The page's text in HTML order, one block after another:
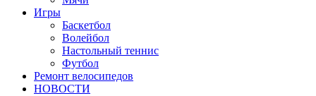
Игры
Баскетбол
Волейбол
Настольный теннис
Футбол
Ремонт велосипедов
НОВОСТИ